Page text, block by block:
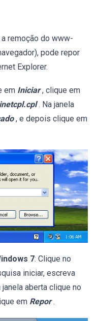
remoção do www-
pode repor
Explorer.
em Iniciar , clique em
inetcpl.cpl . Na janela
, e depois clique em
7: Clique no
iniciar, escreva
aberta clique no
em Repor .